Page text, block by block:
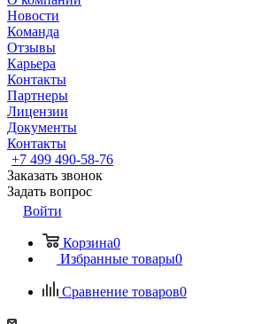
Новости
Команда
Отзывы
Карьера
Контакты
Партнеры
Лицензии
Документы
Контакты
+7 499 490-58-76
Заказать звонок
Задать вопрос
Войти
Корзина0
Избранные товары0
Сравнение товаров0